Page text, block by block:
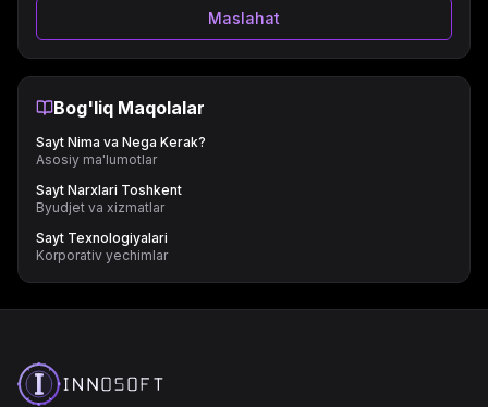
Maslahat
Bog'liq Maqolalar
Sayt Nima va Nega Kerak?
Asosiy ma'lumotlar
Sayt Narxlari Toshkent
Byudjet va xizmatlar
Sayt Texnologiyalari
Korporativ yechimlar